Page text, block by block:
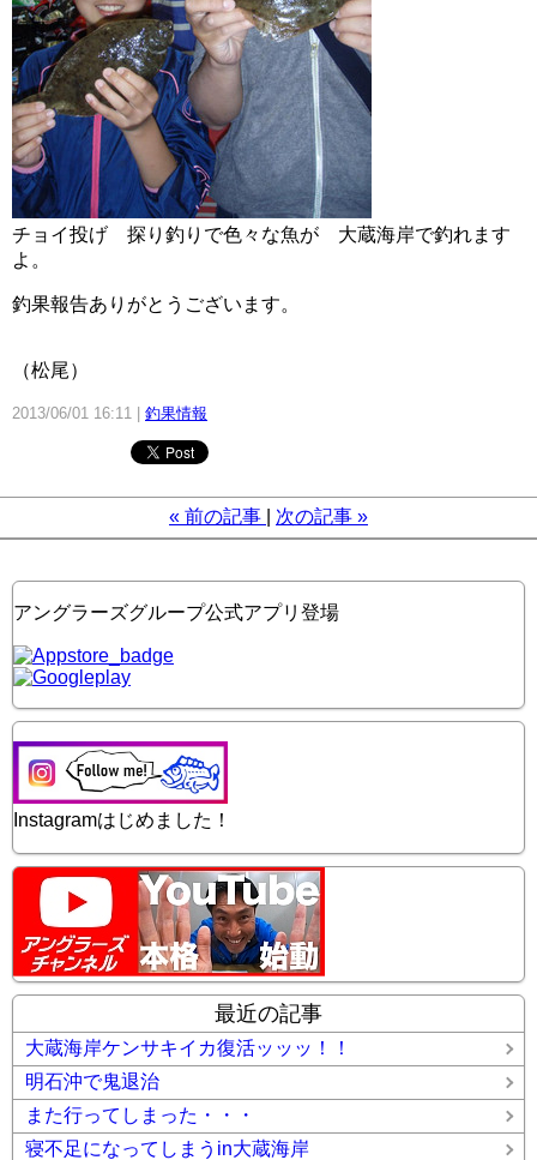
チョイ投げ 探り釣りで色々な魚が 大蔵海岸で釣れます
よ。
釣果報告ありがとうございます。
（松尾）
2013/06/01 16:11 釣果情報
« 前の記事 次の記事 »
アングラーズグループ公式アプリ登場
Instagramはじめました！
最近の記事
大蔵海岸ケンサキイカ復活ッッッ！！
明石沖で鬼退治
また行ってしまった・・・
寝不足になってしまうin大蔵海岸